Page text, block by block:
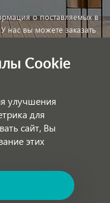
о поставляемых в
нас вы можете заказать
являются публичной
данных
по России!
Cookie
улучшения
для
сайт, Вы
этих